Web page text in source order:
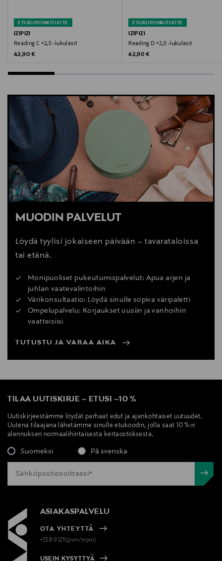
Avainsanat
lukulasit, lukeminen, silmälasit, IZIPIZI, apuväline
ETUKUPONKITUOTE
IZIPIZI
Reading C +2,5 -lukulasit
Original Price
42,90 €
ETUKUPONKITUOTE
IZIPIZI
Reading D +2,5 -lukulasit
Original Price
42,90 €
MUODIN PALVELUT
Löydä tyylisi jokaiseen päivään – tavarataloissa
tai etänä.
Monipuoliset pukeutumispalvelut: Apua arjen ja
juhlan vaatevalintoihin
Värikonsultaatio: Löydä sinulle sopiva väripaletti
Ompelupalvelu: Korjaukset uusiin ja vanhoihin
vaatteisiisi
TUTUSTU JA VARAA AIKA
TILAA UUTISKIRJE – ETUSI –10 %
Uutiskirjeestämme löydät parhaat edut ja ajankohtaiset uutuudet.
Uutena tilaajana lähetämme sinulle etukoodin, jolla saat 10 %:n
alennuksen normaalihintaisesta kertaostoksesta.
Suomeksi På svenska
ASIAKASPALVELU
OTA YHTEYTTÄ
+358 9 1211(pvm/mpm)
USEIN KYSYTTYÄ